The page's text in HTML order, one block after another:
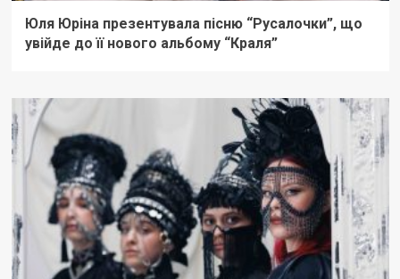
Юля Юріна презентувала пісню “Русалочки”, що
увійде до її нового альбому “Краля”